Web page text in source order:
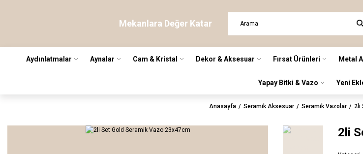
Mekanlara Değer Katar
Aydınlatmalar Aynalar Cam & Kristal Dekor & Aksesuar Fırsat Ürünleri Metal
Yapay Bitki & Vazo Yeni
Anasayfa Seramik Aksesuar Seramik Vazolar 2li
2li